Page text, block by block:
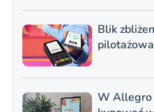
Blik
W Allegro